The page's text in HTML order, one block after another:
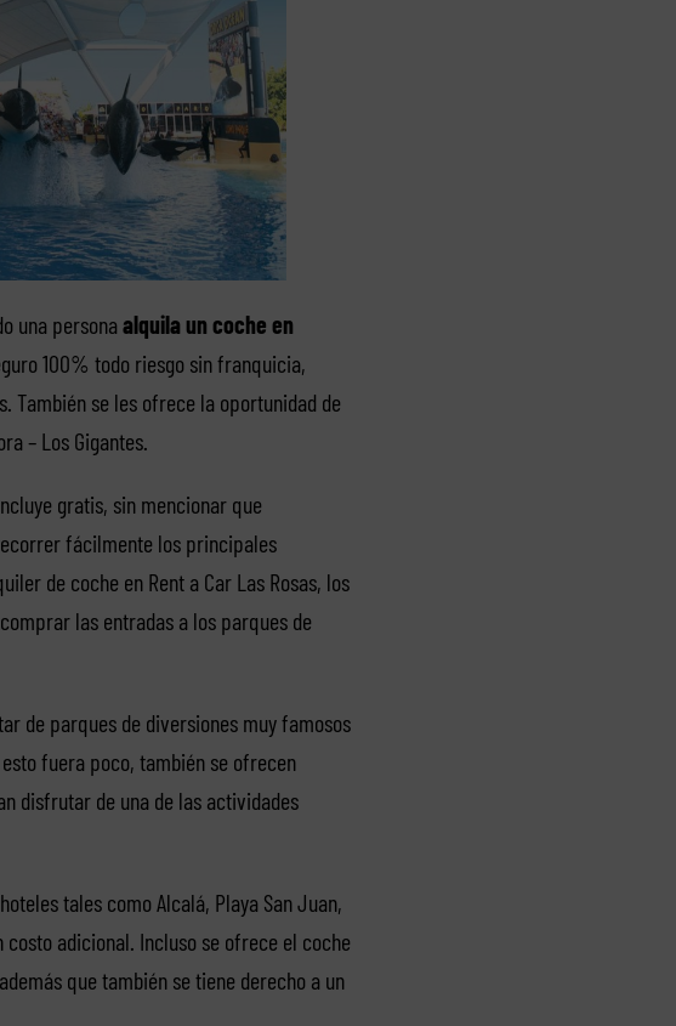
una persona alquila un coche en
100% todo riesgo sin franquicia,
También se les ofrece la oportunidad de
– Los Gigantes.
gratis, sin mencionar que
fácilmente los principales
de coche en Rent a Car Las Rosas, los
las entradas a los parques de
de parques de diversiones muy famosos
fuera poco, también se ofrecen
disfrutar de una de las actividades
tales como Alcalá, Playa San Juan,
costo adicional. Incluso se ofrece el coche
que también se tiene derecho a un